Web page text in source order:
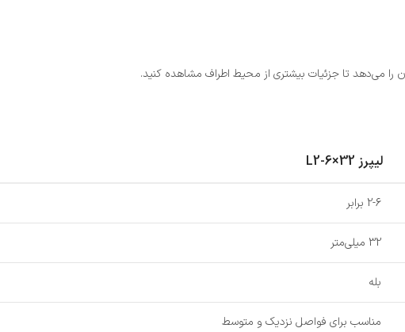
را می‌دهد تا جزئیات بیشتری از محیط اطراف مشاهده کنید.
لیپرز L2-6×32
2-6 برابر
32 میلی‌متر
بله
مناسب برای فواصل نزدیک و متوسط